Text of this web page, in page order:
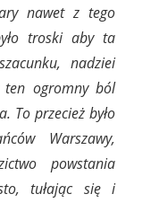
nawet z tego
troski aby ta
nadziei
ten ogromny ból
To przecież było
Warszawy,
powstania
tułając się i